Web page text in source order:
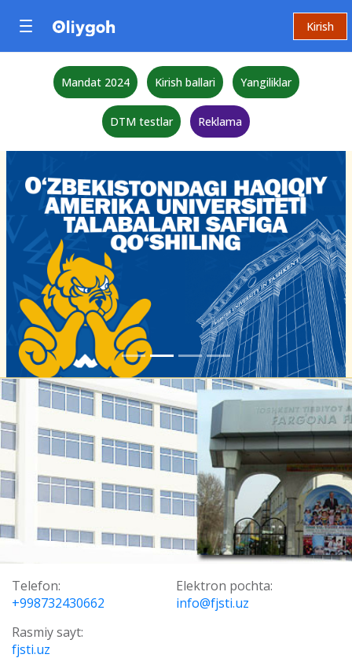
Kirish
Mandat 2024 Kirish ballari Yangiliklar
DTM testlar Reklama
Telefon:
+998732430662
Elektron pochta:
info@fjsti.uz
Rasmiy sayt:
fjsti.uz